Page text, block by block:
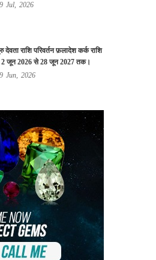
Jul, 2026
देवता राशि परिवर्तन फ़लादेश कर्क राशि
2 जून 2026 से 28 जून 2027 तक।
Jun, 2026